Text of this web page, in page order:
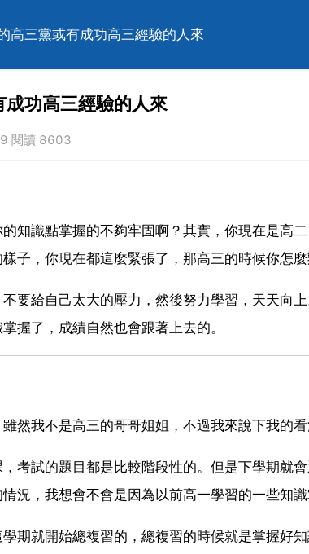
高三黨或有成功高三經驗的人來
功高三經驗的人來
閱讀 8603
知識點掌握的不夠牢固啊？其實，你現在是高
子，你現在都這麼緊張了，那高三的時候你怎麼
要給自己太大的壓力，然後努力學習，天天向
握了，成績自然也會跟著上去的。
然我不是高三的哥哥姐姐，不過我來說下我的
考試的題目都是比較階段性的。但是下學期就
況，我想會不會是因為以前高一學習的一些知
期就開始總複習的，總複習的時候就是掌握好